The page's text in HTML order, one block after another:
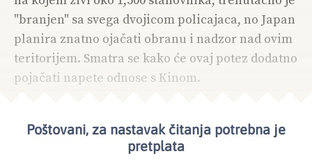
"branjen" sa svega dvojicom policajaca, no Japan
planira znatno ojačati obranu i nadzor nad ovim
teritorijem. Smatra se kako će ovaj potez dodatno
pojačati napete odnose s Kinom.
Poštovani, za nastavak čitanja potrebna je
pretplata